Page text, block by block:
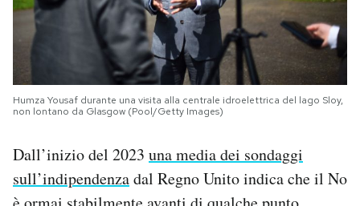
Humza Yousaf durante una visita alla centrale idroelettrica del lago Sloy,
non lontano da Glasgow (Pool/Getty Images)
Dall’inizio del 2023 una media dei sondaggi
sull’indipendenzadal Regno Unito indica che il No